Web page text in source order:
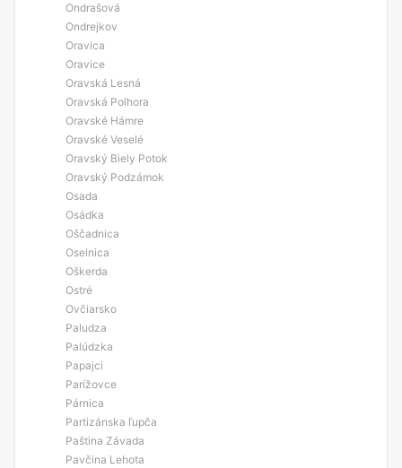
Ondrašová
Ondrejkov
Oravica
Oravice
Oravská Lesná
Oravská Polhora
Oravské Hámre
Oravské Veselé
Oravský Biely Potok
Oravský Podzámok
Osada
Osádka
Oščadnica
Oselnica
Oškerda
Ostré
Ovčiarsko
Paludza
Palúdzka
Papajci
Parížovce
Párnica
Partizánska ľupča
Paština Závada
Pavčina Lehota